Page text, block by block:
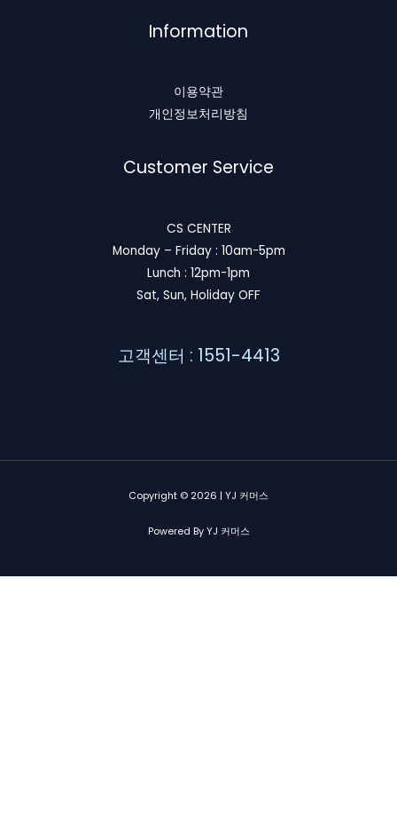
Information
이용약관
개인정보처리방침
Customer Service
CS CENTER
Monday – Friday : 10am-5pm
Lunch : 12pm-1pm
Sat, Sun, Holiday OFF
고객센터 : 1551-4413
Copyright © 2026 | YJ 커머스
Powered By YJ 커머스